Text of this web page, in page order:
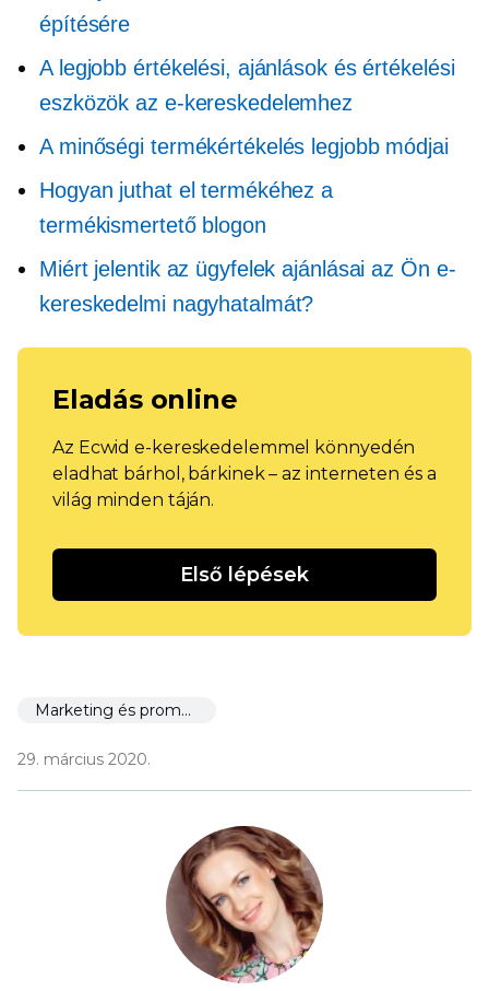
építésére
A legjobb értékelési, ajánlások és értékelési
eszközök az e-kereskedelemhez
A minőségi termékértékelés legjobb módjai
Hogyan juthat el termékéhez a
termékismertető blogon
Miért jelentik az ügyfelek ajánlásai az Ön e-
kereskedelmi nagyhatalmát?
Eladás online
Az Ecwid e-kereskedelemmel könnyedén
eladhat bárhol, bárkinek – az interneten és a
világ minden táján.
Első lépések
Marketing és promóció
29. március 2020.